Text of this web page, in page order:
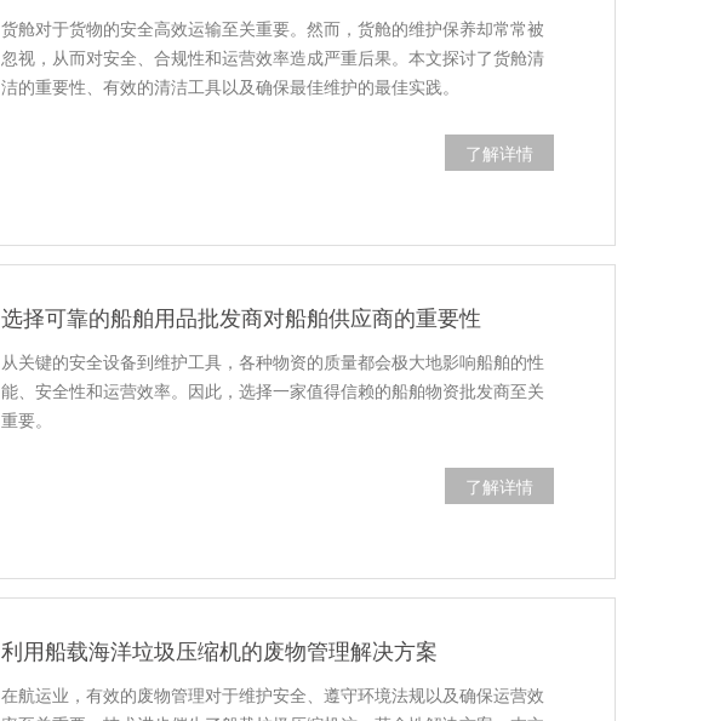
货舱对于货物的安全高效运输至关重要。然而，货舱的维护保养却常常被
忽视，从而对安全、合规性和运营效率造成严重后果。本文探讨了货舱清
洁的重要性、有效的清洁工具以及确保最佳维护的最佳实践。
了解详情
选择可靠的船舶用品批发商对船舶供应商的重要性
从关键的安全设备到维护工具，各种物资的质量都会极大地影响船舶的性
能、安全性和运营效率。因此，选择一家值得信赖的船舶物资批发商至关
重要。
了解详情
利用船载海洋垃圾压缩机的废物管理解决方案
在航运业，有效的废物管理对于维护安全、遵守环境法规以及确保运营效